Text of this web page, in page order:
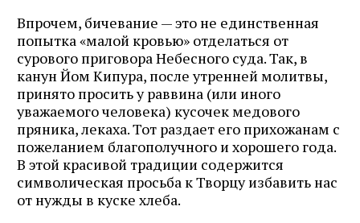
Впрочем, бичевание — это не единственная
попытка «малой кровью» отделаться от
сурового приговора Небесного суда. Так, в
канун Йом Кипура, после утренней молитвы,
принято просить у раввина (или иного
уважаемого человека) кусочек медового
пряника, лекаха. Тот раздает его прихожанам с
пожеланием благополучного и хорошего года.
В этой красивой традиции содержится
символическая просьба к Творцу избавить нас
от нужды в куске хлеба.